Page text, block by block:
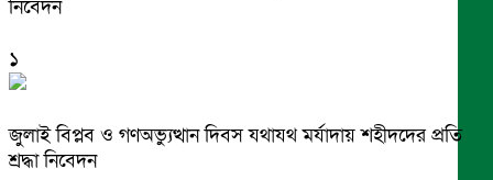
নিবেদন
১
জুলাই বিপ্লব ও গণঅভ্যুত্থান দিবস যথাযথ মর্যাদায় শহীদদের প্রতি
শ্রদ্ধা নিবেদন